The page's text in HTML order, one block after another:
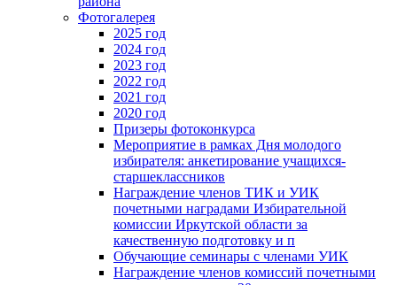
Фотогалерея
2025 год
2024 год
2023 год
2022 год
2021 год
2020 год
Призеры фотоконкурса
Мероприятие в рамках Дня молодого
избирателя: анкетирование учащихся-
старшеклассников
Награждение членов ТИК и УИК
почетными наградами Избирательной
комиссии Иркутской области за
качественную подготовку и п
Обучающие семинары с членами УИК
Награждение членов комиссий почетными